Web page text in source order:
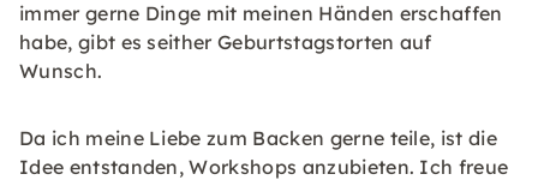
immer gerne Dinge mit meinen Händen erschaffen
habe, gibt es seither Geburtstagstorten auf
Wunsch.
Da ich meine Liebe zum Backen gerne teile, ist die
Idee entstanden, Workshops anzubieten. Ich freue